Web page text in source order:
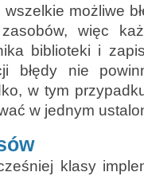
wszelkie możliwe
więc
biblioteki i
błędy nie
w tym
w jednym
klasy